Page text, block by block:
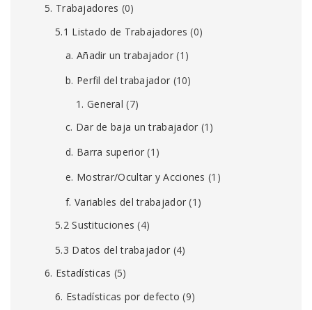
5. Trabajadores (0)
5.1 Listado de Trabajadores (0)
a. Añadir un trabajador(1)
b. Perfil del trabajador (10)
1. General (7)
c. Dar de baja un trabajador (1)
d. Barra superior (1)
e. Mostrar/Ocultar y Acciones (1)
f. Variables del trabajador (1)
5.2 Sustituciones (4)
5.3 Datos del trabajador (4)
6. Estadísticas (5)
6. Estadísticas por defecto (9)